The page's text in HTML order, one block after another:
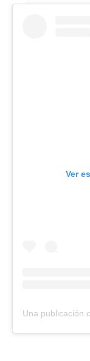
Ver